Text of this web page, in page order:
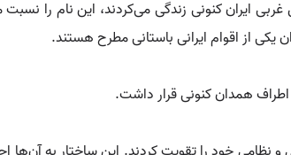
ایران کنونی زندگی می‌کردند، این نام را
از اقوام ایرانی باستانی مطرح هستند.
همدان کنونی قرار داشت.